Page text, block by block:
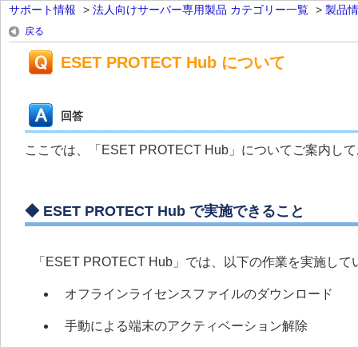
サポート情報 > 法人向けサーバー専用製品 カテゴリー一覧 > 製品
戻る
ESET PROTECT Hub について
回答
ここでは、「ESET PROTECT Hub」についてご案内し
◆ ESET PROTECT Hub で実施できること
「ESET PROTECT Hub」では、以下の作業を実施して
オフラインライセンスファイルのダウンロード
手動による端末のアクティベーション解除